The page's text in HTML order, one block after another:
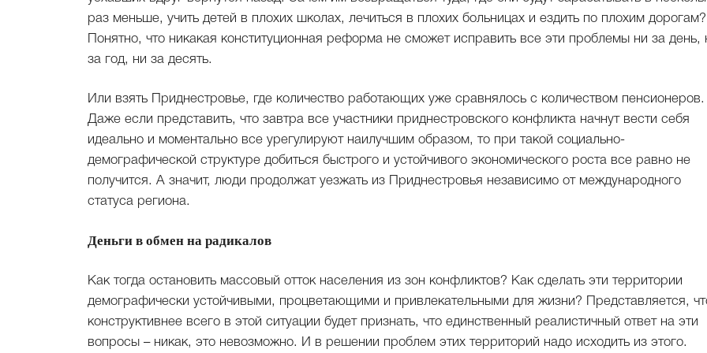
раз меньше, учить детей в плохих школах, лечиться в плохих больницах и ездить по плохим дорогам?
Понятно, что никакая конституционная реформа не сможет исправить все эти проблемы ни за день,
за год, ни за десять.
Или взять Приднестровье, где количество работающих уже сравнялось с количеством пенсионеров.
Даже если представить, что завтра все участники приднестровского конфликта начнут вести себя
идеально и моментально все урегулируют наилучшим образом, то при такой социально-
демографической структуре добиться быстрого и устойчивого экономического роста все равно не
получится. А значит, люди продолжат уезжать из Приднестровья независимо от международного
статуса региона.
Деньги в обмен на радикалов
Как тогда остановить массовый отток населения из зон конфликтов? Как сделать эти территории
демографически устойчивыми, процветающими и привлекательными для жизни? Представляется,
конструктивнее всего в этой ситуации будет признать, что единственный реалистичный ответ на эти
вопросы – никак, это невозможно. И в решении проблем этих территорий надо исходить из этого.